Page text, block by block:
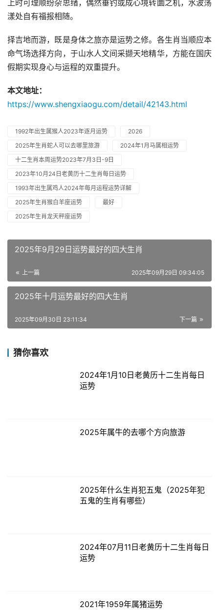
上时可理顺纷杂思绪，偶然垂钓或成心境转圜之机，水波荡
漾处自有福报相随。
择吉地而游，既是身体之旅亦是运势之修。各生肖当顺应本
命气场选择方向，于山水人文间采撷天地精华，方能在国庆
假期实现身心与运程的双重提升。
本文地址：
https://www.shengxiaogu.com/detail/42143.html
1992年出生属猴人2023年逐月运势
2026
2025年生肖蛇人可以去哪里旅游
2024年1月马属相运势
十二生肖本周运势2023年7月3日-9日
2023年10月24日老黄历十二生肖每日运势
1993年出生属鸡人2024年每月运程运势详解
2025年生肖猴白羊座运势
最好
2025年生肖龙天秤座运势
2025年9月29日运势最好的四大生肖
上一篇 2025年09月29日 09:34:05
2025年十月运势最好的四大生肖
下一篇
2025年09月30日 23:11:34
猜你喜欢
2024年1月10日老黄历十二生肖每日
运势
2025年属牛的去哪个方向旅游
2025年什么生肖犯五鬼（2025年犯
五鬼的生肖有哪些）
2024年07月11日老黄历十二生肖每日
运势
2021年1959年属猪运势